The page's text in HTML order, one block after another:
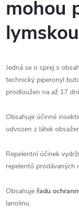
mohou
Jedná se o sprej s
technický piperonyl
prodloužen na až 17
Obsahuje účinné
odvozen z látek
Repelentní účinek
repelentů prodávaných
Obsahuje řadu
lanolinu.